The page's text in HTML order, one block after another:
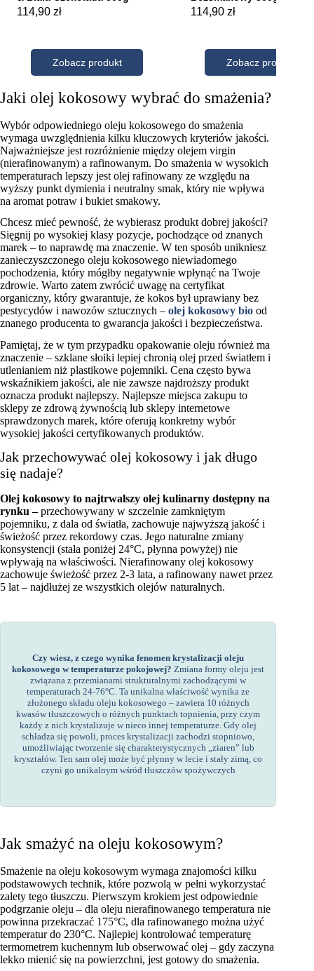
Jaki olej kokosowy wybrać do smażenia?
Wybór odpowiedniego oleju kokosowego do smażenia
wymaga uwzględnienia kilku kluczowych kryteriów jakości.
Najważniejsze jest rozróżnienie między olejem virgin
(nierafinowanym) a rafinowanym. Do smażenia w wysokich
temperaturach lepszy jest olej rafinowany ze względu na
wyższy punkt dymienia i neutralny smak, który nie wpływa
na aromat potraw i bukiet smakowy.
Chcesz mieć pewność, że wybierasz produkt dobrej jakości?
Sięgnij po wysokiej klasy pozycje, pochodzące od znanych
marek – to naprawdę ma znaczenie. W ten sposób unikniesz
zanieczyszczonego oleju kokosowego niewiadomego
pochodzenia, który mógłby negatywnie wpłynąć na Twoje
zdrowie. Warto zatem zwrócić uwagę na certyfikat
organiczny, który gwarantuje, że kokos był uprawiany bez
pestycydów i nawozów sztucznych – olej kokosowy bio od
znanego producenta to gwarancja jakości i bezpieczeństwa.
Pamiętaj, że w tym przypadku opakowanie oleju również ma
znaczenie – szklane słoiki lepiej chronią olej przed światłem i
utlenianiem niż plastikowe pojemniki. Cena często bywa
wskaźnikiem jakości, ale nie zawsze najdroższy produkt
oznacza produkt najlepszy. Najlepsze miejsca zakupu to
sklepy ze zdrową żywnością lub sklepy internetowe
sprawdzonych marek, które oferują konkretny wybór
wysokiej jakości certyfikowanych produktów.
Jak przechowywać olej kokosowy i jak długo
się nadaje?
Olej kokosowy to najtrwalszy olej kulinarny dostępny na
rynku –przechowywany w szczelnie zamkniętym
pojemniku, z dala od światła, zachowuje najwyższą jakość i
świeżość przez rekordowy czas. Jego naturalne zmiany
konsystencji (stała poniżej 24°C, płynna powyżej) nie
wpływają na właściwości. Nierafinowany olej kokosowy
zachowuje świeżość przez 2-3 lata, a rafinowany nawet przez
5 lat – najdłużej ze wszystkich olejów naturalnych.
Czy wiesz, z czego wynika fenomen krystalizacji oleju
kokosowego w temperaturze pokojowej? Zmiana formy oleju jest
związana z przemianami strukturalnymi zachodzącymi w
temperaturach 24-76°C. Ta unikalna właściwość wynika ze
złożonego składu oleju kokosowego – zawiera 10 różnych
kwasów tłuszczowych o różnych punktach topnienia, przy czym
każdy z nich krystalizuje w nieco innej temperaturze. Gdy olej
schładza się powoli, proces krystalizacji zachodzi stopniowo,
umożliwiając tworzenie się charakterystycznych „ziaren” lub
kryształów. Ten sam olej może być płynny w lecie i stały zimą, co
czyni go unikalnym wśród tłuszczów spożywczych
Jak smażyć na oleju kokosowym?
Smażenie na oleju kokosowym wymaga znajomości kilku
podstawowych technik, które pozwolą w pełni wykorzystać
zalety tego tłuszczu. Pierwszym krokiem jest odpowiednie
podgrzanie oleju – dla oleju nierafinowanego temperatura nie
powinna przekraczać 175°C, dla rafinowanego można użyć
temperatur do 230°C. Najlepiej kontrolować temperaturę
termometrem kuchennym lub obserwować olej – gdy zaczyna
lekko mienić się na powierzchni, jest gotowy do smażenia.